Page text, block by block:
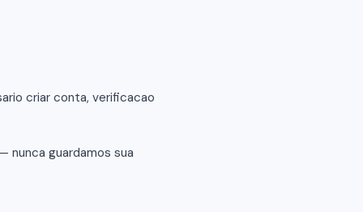
criar conta, verificacao
nunca guardamos sua